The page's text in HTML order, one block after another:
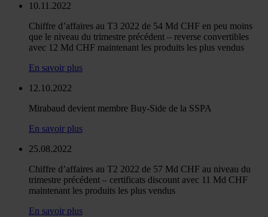
10.11.2022
Chiffre d’affaires au T3 2022 de 54 Md CHF en peu moins
que le niveau du trimestre précédent – reverse convertibles
avec 12 Md CHF maintenant les produits les plus vendus
En savoir plus
12.10.2022
Mirabaud devient membre Buy-Side de la SSPA
En savoir plus
25.08.2022
Chiffre d’affaires au T2 2022 de 57 Md CHF au niveau du
trimestre précédent – certificats discount avec 11 Md CHF
maintenant les produits les plus vendus
En savoir plus